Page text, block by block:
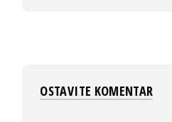
OSTAVITE KOMENTAR